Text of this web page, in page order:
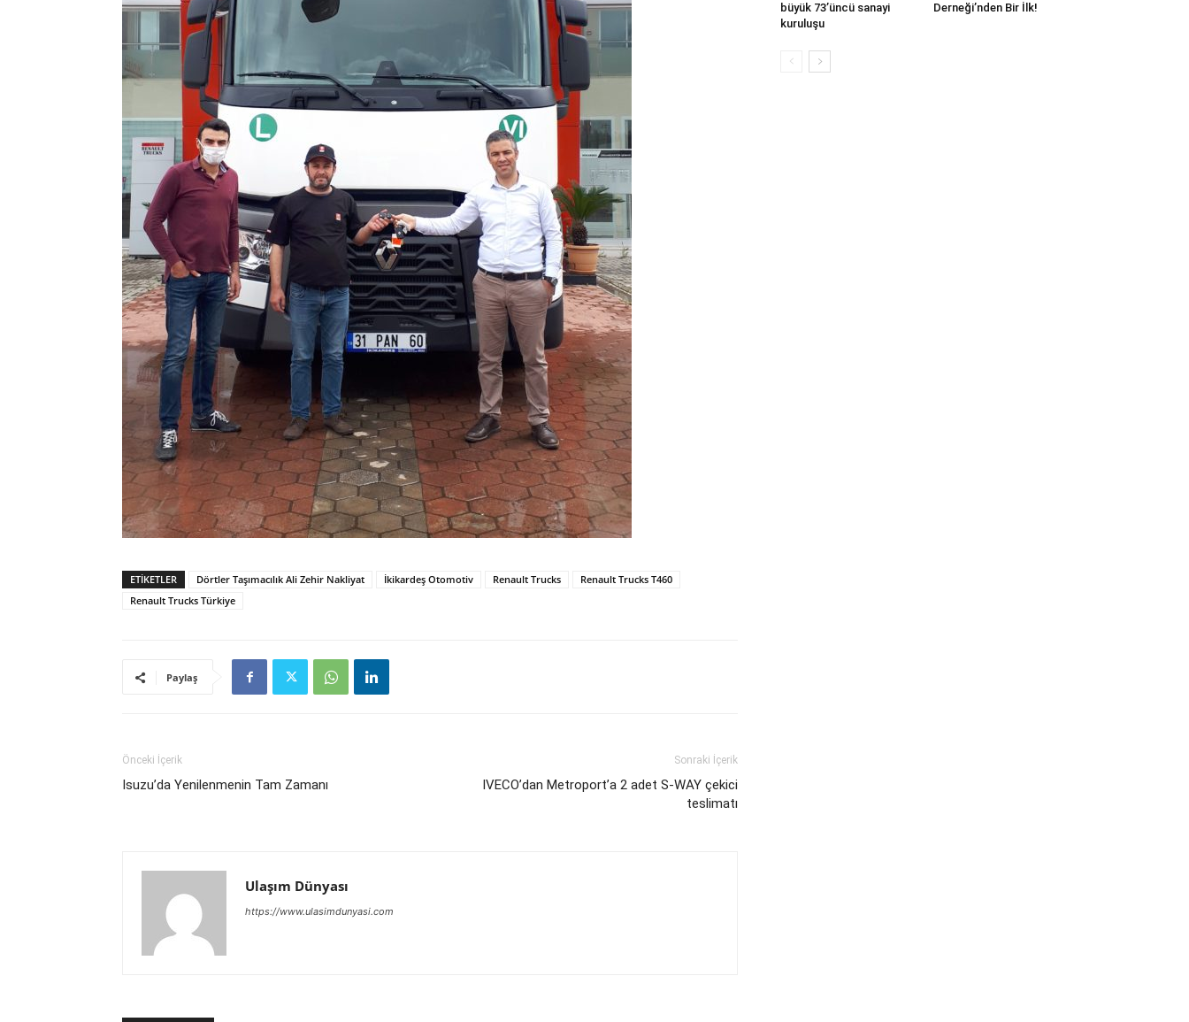
ETIKETLER Dörtler Taşımacılık Ali Zehir Nakliyat İkikardeş Otomotiv Renault Trucks
Renault Trucks T460
Renault Trucks Türkiye
Paylaş
Önceki İçerik
Isuzu’da Yenilenmenin Tam Zamanı
Sonraki İçerik
IVECO’dan Metroport’a 2 adet S-WAY çekici
teslimatı
Ulaşım Dünyası
https://www.ulasimdunyasi.com
büyük 73’üncü sanayi
kuruluşu
Derneği’nden Bir İlk!